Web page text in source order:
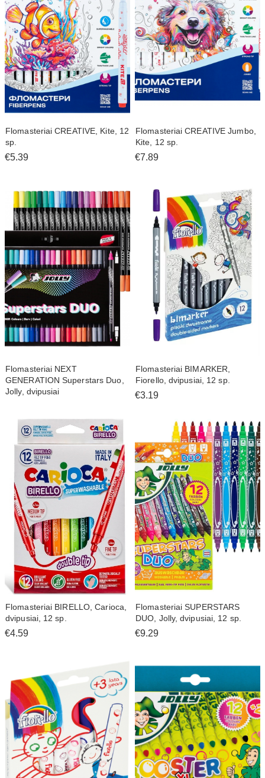
Flomasteriai CREATIVE, Kite, 12
sp.
€5.39
Flomasteriai CREATIVE Jumbo,
Kite, 12 sp.
€7.89
Flomasteriai NEXT
GENERATION Superstars Duo,
Jolly, dvipusiai
Flomasteriai BIMARKER,
Fiorello, dvipusiai, 12 sp.
€3.19
Flomasteriai BIRELLO, Carioca,
dvipusiai, 12 sp.
€4.59
Flomasteriai SUPERSTARS
DUO, Jolly, dvipusiai, 12 sp.
€9.29